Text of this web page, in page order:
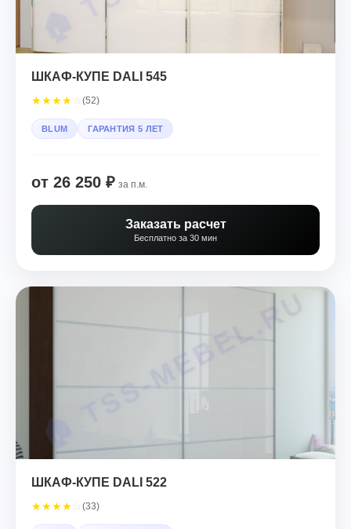
ШКАФ-КУПЕ DALI 545
★★★★ (52)
BLUM ГАРАНТИЯ 5 ЛЕТ
от 26 250 ₽ за п.м.
Заказать расчет
Бесплатно за 30 мин
ШКАФ-КУПЕ DALI 522
★★★★ (33)